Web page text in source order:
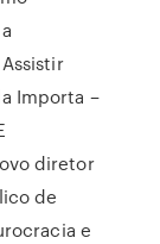
Importa –
diretor
de
e